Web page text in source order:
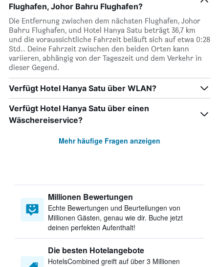
Flughafen, Johor Bahru Flughafen?
Die Entfernung zwischen dem nächsten Flughafen, Johor
Bahru Flughafen, und Hotel Hanya Satu beträgt 36,7 km
und die voraussichtliche Fahrzeit beläuft sich auf etwa 0:28
Std.. Deine Fahrzeit zwischen den beiden Orten kann
variieren, abhängig von der Tageszeit und dem Verkehr in
dieser Gegend.
Verfügt Hotel Hanya Satu über WLAN?
Verfügt Hotel Hanya Satu über einen
Wäschereiservice?
Mehr häufige Fragen anzeigen
Millionen Bewertungen
Echte Bewertungen und Beurteilungen von
Millionen Gästen, genau wie dir. Buche jetzt
deinen perfekten Aufenthalt!
Die besten Hotelangebote
HotelsCombined greift auf über 3 Millionen